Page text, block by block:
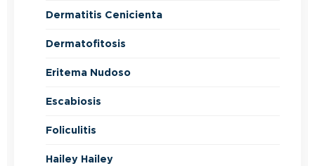
Dermatitis Cenicienta
Dermatofitosis
Eritema Nudoso
Escabiosis
Foliculitis
Hailey Hailey